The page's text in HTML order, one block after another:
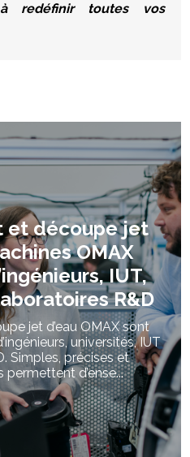
redéfinir toutes vos
et découpe jet
OMAX
IUT,
R&D
jet d’eau OMAX sont
universités, IUT
Simples, précises et
d’ense...